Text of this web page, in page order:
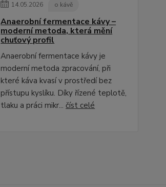
14.05.2026 o kávě
Anaerobní fermentace kávy –
moderní metoda, která mění
chuťový profil
Anaerobní fermentace kávy je
moderní metoda zpracování, při
které káva kvasí v prostředí bez
přístupu kyslíku. Díky řízené teplotě,
tlaku a práci mikr...číst celé